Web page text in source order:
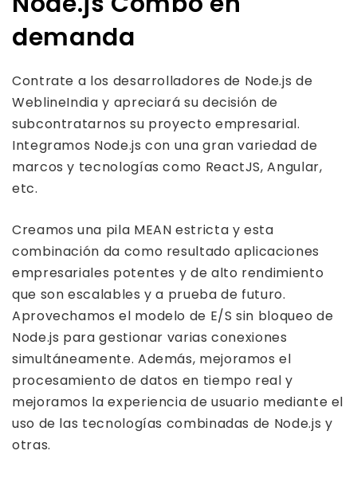
demanda
Contrate a los desarrolladores de Node.js de
WeblineIndia y apreciará su decisión de
subcontratarnos su proyecto empresarial.
Integramos Node.js con una gran variedad de
marcos y tecnologías como ReactJS, Angular,
etc.
Creamos una pila MEAN estricta y esta
combinación da como resultado aplicaciones
empresariales potentes y de alto rendimiento
que son escalables y a prueba de futuro.
Aprovechamos el modelo de E/S sin bloqueo de
Node.js para gestionar varias conexiones
simultáneamente. Además, mejoramos el
procesamiento de datos en tiempo real y
mejoramos la experiencia de usuario mediante el
uso de las tecnologías combinadas de Node.js y
otras.